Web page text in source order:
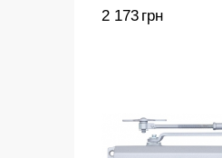
2 173 грн